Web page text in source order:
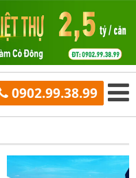
0902.99.38.99